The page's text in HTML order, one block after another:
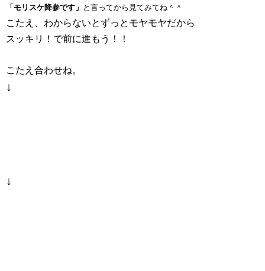
「モリスケ降参です」 と言ってから見てみてね＾＾
こたえ、わからないとずっとモヤモヤだから
スッキリ！で前に進もう！！
こたえ合わせね。
↓
↓